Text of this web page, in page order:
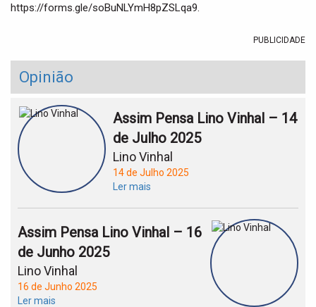
https://forms.gle/soBuNLYmH8pZSLqa9.
PUBLICIDADE
Opinião
Assim Pensa Lino Vinhal – 14
de Julho 2025
Lino Vinhal
14 de Julho 2025
Ler mais
Assim Pensa Lino Vinhal – 16
de Junho 2025
Lino Vinhal
16 de Junho 2025
Ler mais